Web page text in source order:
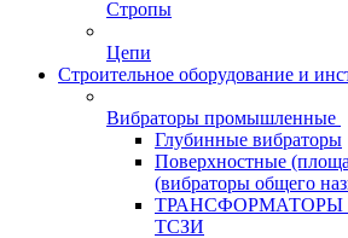
Стропы
Цепи
Строительное оборудование и
Вибраторы промышленные
Глубинные вибраторы
Поверхностные
(вибраторы общего
ТСЗИ